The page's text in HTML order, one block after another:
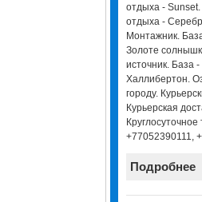
отдыха -
отдыха -
Монтажник.
Золоте
источник. База
Халлибертон.
городу.
Курьерская
+77052390111,
Подробнее